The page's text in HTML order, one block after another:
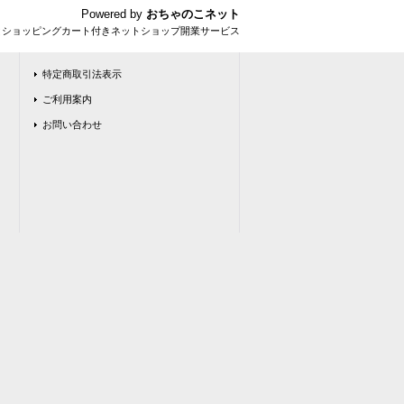
Powered by おちゃのこネット
ョッピングカート付きネットショップ開業サービス
特定商取引法表示
ご利用案内
お問い合わせ